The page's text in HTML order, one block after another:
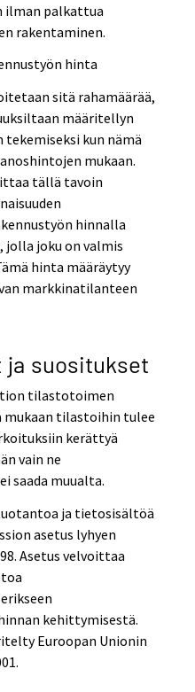
ilman palkattua
rakentaminen.
hinta
sitä rahamäärää,
määritellyn
kun nämä
mukaan.
tällä tavoin
hinnalla
joku on valmis
hinta määräytyy
markkinatilanteen
ja suositukset
tilastotoimen
mukaan tilastoihin tulee
kerättyä
vain ne
saada muualta.
ja tietosisältöä
asetus lyhyen
Asetus velvoittaa
kehittymisestä.
Euroopan Unionin